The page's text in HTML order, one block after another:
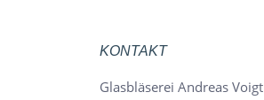
KONTAKT
Glasbläserei Andreas Voigt